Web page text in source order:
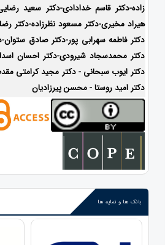
زاده-دکتر قاسم خدادادی-دکتر سعید
هیراد مخیری-دکتر مسعود نظرزاده-دکتر
دکتر فاطمه سهرابی پور-دکتر صادق
دکتر محمدسجاد شیرودی-دکتر احسان
دکتر ایوب سبحانی - دکتر مجید کرامتی
دکتر امید روستا - محسن پیرزادیان
بانک ها و نمایه ها